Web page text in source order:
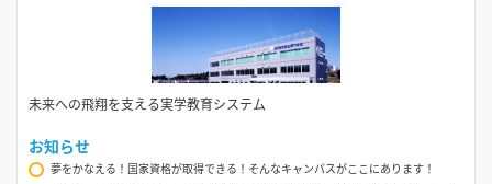
未来への飛翔を支える実学教育システム
お知らせ
夢をかなえる！国家資格が取得できる！そんなキャンパスがここにあります！